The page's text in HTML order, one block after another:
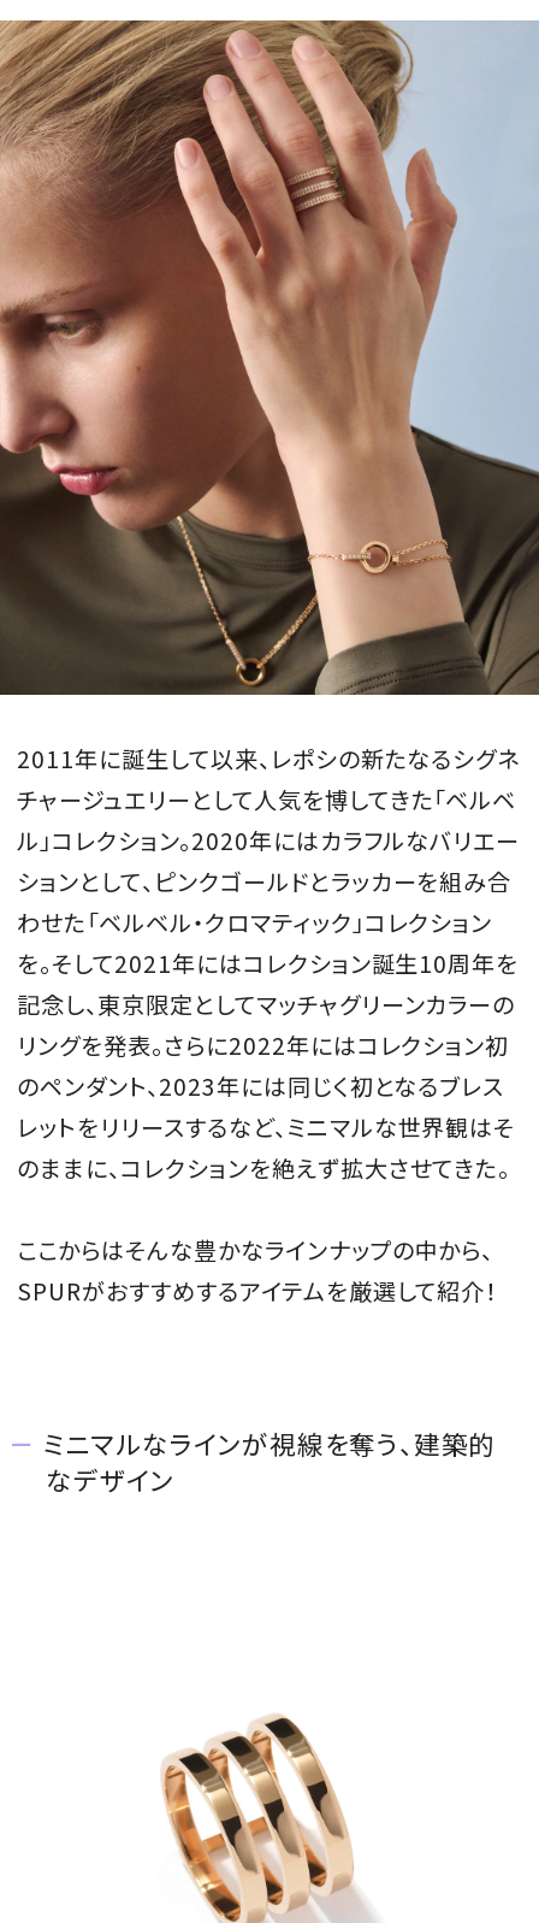
2011年に誕生して以来、レポシの新たなるシグネ
チャージュエリーとして人気を博してきた「ベルベ
ル」コレクション。2020年にはカラフルなバリエー
ションとして、ピンクゴールドとラッカーを組み合
わせた「ベルベル・クロマティック」コレクション
を。そして2021年にはコレクション誕生10周年を
記念し、東京限定としてマッチャグリーンカラーの
リングを発表。さらに2022年にはコレクション初
のペンダント、2023年には同じく初となるブレス
レットをリリースするなど、ミニマルな世界観はそ
のままに、コレクションを絶えず拡大させてきた。
ここからはそんな豊かなラインナップの中から、
SPURがおすすめするアイテムを厳選して紹介！
ミニマルなラインが視線を奪う、建築的
なデザイン